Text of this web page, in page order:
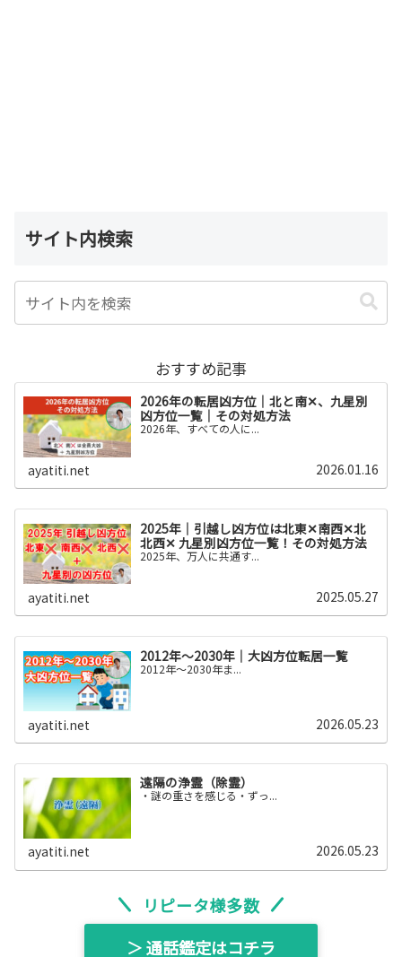
サイト内検索
おすすめ記事
2026年の転居凶方位｜北と南✕、九星別
凶方位一覧｜その対処方法
2026年、すべての人に...
ayatiti.net 2026.01.16
2025年｜引越し凶方位は北東✕南西✕北
北西✕ 九星別凶方位一覧！その対処方法
2025年、万人に共通す...
ayatiti.net 2025.05.27
2012年～2030年｜大凶方位転居一覧
2012年〜2030年ま...
ayatiti.net 2026.05.23
遠隔の浄霊（除霊）
・謎の重さを感じる・ずっ...
ayatiti.net 2026.05.23
リピータ様多数
＞ 通話鑑定はコチラ